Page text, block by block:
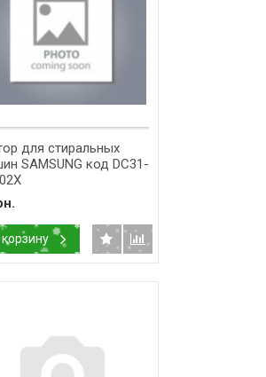
для стиральных
SAMSUNG код DC31-
корзину